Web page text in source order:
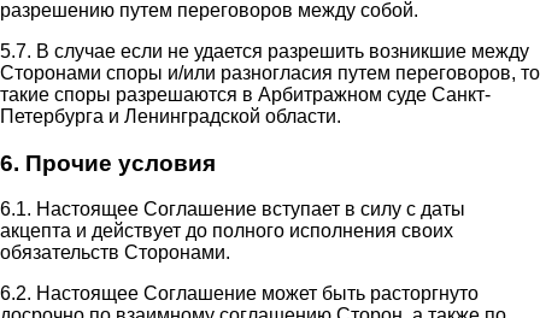
разрешению путем переговоров между собой.
5.7. В случае если не удается разрешить возникшие между
Сторонами споры и/или разногласия путем переговоров, то
такие споры разрешаются в Арбитражном суде Санкт-
Петербурга и Ленинградской области.
6. Прочие условия
6.1. Настоящее Соглашение вступает в силу с даты
акцепта и действует до полного исполнения своих
обязательств Сторонами.
6.2. Настоящее Соглашение может быть расторгнуто